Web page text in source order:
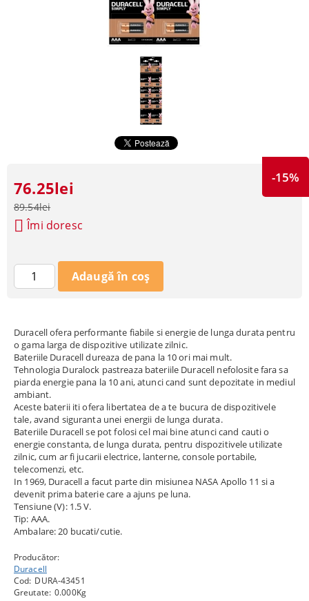
Duracell ofera performante fiabile si energie de lunga durata pentru
o gama larga de dispozitive utilizate zilnic.
Bateriile Duracell dureaza de pana la 10 ori mai mult.
Tehnologia Duralock pastreaza bateriile Duracell nefolosite fara sa
piarda energie pana la 10 ani, atunci cand sunt depozitate in mediul
ambiant.
Aceste baterii iti ofera libertatea de a te bucura de dispozitivele
tale, avand siguranta unei energii de lunga durata.
Bateriile Duracell se pot folosi cel mai bine atunci cand cauti o
energie constanta, de lunga durata, pentru dispozitivele utilizate
zilnic, cum ar fi jucarii electrice, lanterne, console portabile,
telecomenzi, etc.
In 1969, Duracell a facut parte din misiunea NASA Apollo 11 si a
devenit prima baterie care a ajuns pe luna.
Tensiune (V): 1.5 V.
Tip: AAA.
Ambalare: 20 bucati/cutie.
Producător:
Duracell
Cod: DURA-43451
Greutate: 0.000Kg
-15%
76.25lei
89.54lei
Îmi doresc